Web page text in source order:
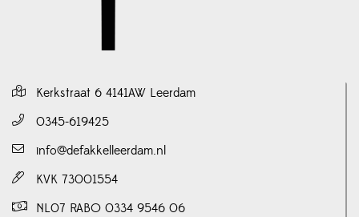
Kerkstraat 6 4141AW Leerdam
0345-619425
info@defakkelleerdam.nl
KVK 73001554
NL07 RABO 0334 9546 06